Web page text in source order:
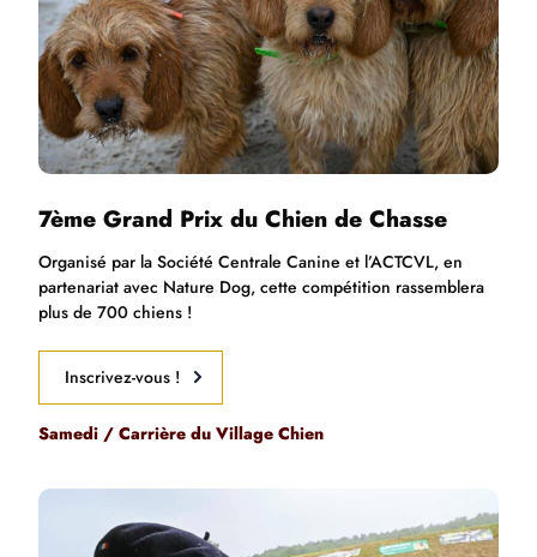
7ème Grand Prix du Chien de Chasse
Organisé par la Société Centrale Canine et l’ACTCVL, en
partenariat avec Nature Dog, cette compétition rassemblera
plus de 700 chiens !
Inscrivez-vous !
Samedi / Carrière du Village Chien